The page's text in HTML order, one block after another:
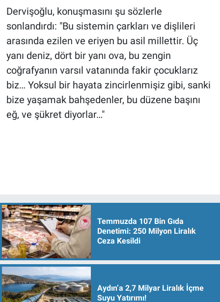
Dervişoğlu, konuşmasını şu sözlerle
sonlandırdı: "Bu sistemin çarkları ve dişlileri
arasında ezilen ve eriyen bu asil millettir. Üç
yanı deniz, dört bir yanı ova, bu zengin
coğrafyanın varsıl vatanında fakir çocuklarız
biz… Yoksul bir hayata zincirlenmişiz gibi, sanki
bize yaşamak bahşedenler, bu düzene başını
eğ, ve şükret diyorlar…"
Temmuzda 107 Bin Gıda
Denetimi: 250 Milyon Liralık
Ceza Kesildi
Aydın’a 2,7 Milyar Liralık İçme
Suyu Yatırımı!